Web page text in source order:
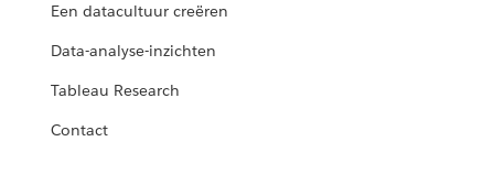
Een datacultuur creëren
Data-analyse-inzichten
Tableau Research
Contact